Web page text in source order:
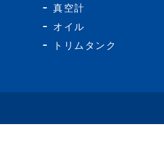
真空計
オイル
トリムタンク